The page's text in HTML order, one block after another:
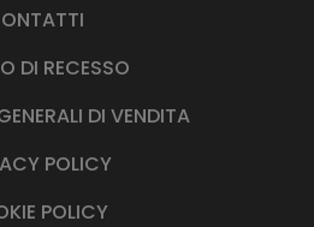
DI RECESSO
DI VENDITA
POLICY
POLICY